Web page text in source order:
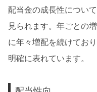
配当金の成長性につい
見られます。年ごとの
に年々増配を続けてお
明確に表れています。